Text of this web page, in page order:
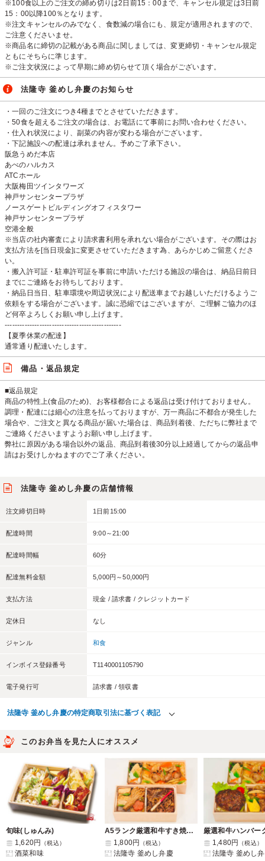
※100食以上のご注文の締め切りは2日前15：00まで、キャンセル規定は3日前
15：00以降100％となります。
※注文キャンセルのみでなく、食数減の場合にも、規定が適用されますので、
ご注意くださいませ。
※商品名に締切の記載がある商品に関しましては、変更締切・キャンセル規定
ともにそちらに準じます。
※ご注文状況によって早期に締め切らせて頂く場合がございます。
法隆寺 釜めし弁慶のお知らせ
・一回のご注文につき4種までとさせていただきます。
・50食を超えるご注文の場合は、お電話にて事前にお問い合わせください。
・仕入れ状況により、副菜の内容が変わる場合がございます。
・下記施設への配達は承れません。予めご了承下さい。
阪急うめだ本店
あべのハルカス
ATCホール
大阪梅田ツインタワーズ
神戸サンセンタープラザ
ノースゲートビルディングオフィスタワー
神戸サンセンタープラザ
空港全般
※当店の社内審査により請求書利用を承れない場合がございます。その際はお
支払方法を[当日現金]に変更させていただきます為、あらかじめご留意くださ
い。
・搬入許可証・駐車許可証を事前に申請いただける施設の場合は、納品日前日
までにご連絡をお待ちしております。
・納品日当日、駐車環境や周辺状況により配送車までお越しいただけるようご
依頼をする場合がございます。誠に恐縮ではございますが、ご理解ご協力のほ
ど何卒よろしくお願い申し上げます。
-----------------------------------------------
【夏季休業の配達】
通常通り配達いたします。
備品・返品規定
■返品規定
商品の特性上(食品のため)、お客様都合による返品は受け付けておりません。
調理・配達には細心の注意を払っておりますが、万一商品に不都合が発生した
場合や、ご注文と異なる商品が届いた場合は、商品到着後、ただちに弊社まで
ご連絡くださいますようお願い申し上げます。
弊社に原因がある場合以外の返品、商品到着後30分以上経過してからの返品申
請はお受けしかねますのでご了承ください。
法隆寺 釜めし弁慶の店舗情報
注文締切日時 1日前15:00
配達時間 9:00～21:00
配達時間幅 60分
配達無料金額 5,000円～50,000円
支払方法 現金 / 請求書 / クレジットカード
定休日 なし
ジャンル 和食
インボイス登録番号 T1140001105790
電子発行可 請求書 / 領収書
法隆寺 釜めし弁慶の特定商取引法に基づく表記
このお弁当を見た人にオススメ
旬味(しゅんみ)
1,620円
（税込）
酒菜和味
A5ランク厳選和牛すき焼きと地鶏の五目飯二段御膳
1,800円
（税込）
法隆寺 釜めし弁慶
1,480円 （税込）
法隆寺 釜めし